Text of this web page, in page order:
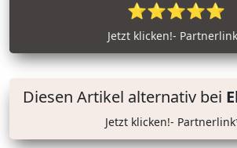
⭐⭐⭐⭐⭐
Jetzt klicken!-
Diesen Artikel alternativ bei
Jetzt klicken!-